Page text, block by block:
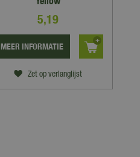
5,19
Zet op verlanglijst
MEER INFORMATIE